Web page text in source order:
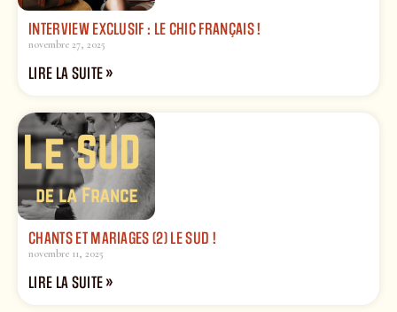
INTERVIEW EXCLUSIF : LE CHIC FRANÇAIS !
novembre 27, 2025
LIRE LA SUITE »
CHANTS ET MARIAGES (2) LE SUD !
novembre 11, 2025
LIRE LA SUITE »